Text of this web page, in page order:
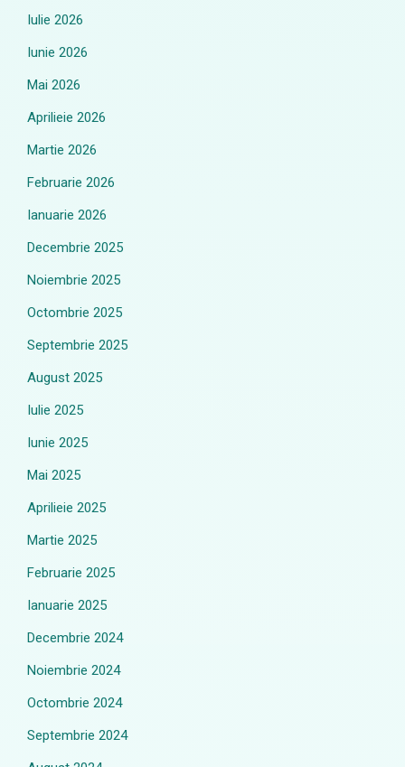
Iulie 2026
Iunie 2026
Mai 2026
Aprilieie 2026
Martie 2026
Februarie 2026
Ianuarie 2026
Decembrie 2025
Noiembrie 2025
Octombrie 2025
Septembrie 2025
August 2025
Iulie 2025
Iunie 2025
Mai 2025
Aprilieie 2025
Martie 2025
Februarie 2025
Ianuarie 2025
Decembrie 2024
Noiembrie 2024
Octombrie 2024
Septembrie 2024